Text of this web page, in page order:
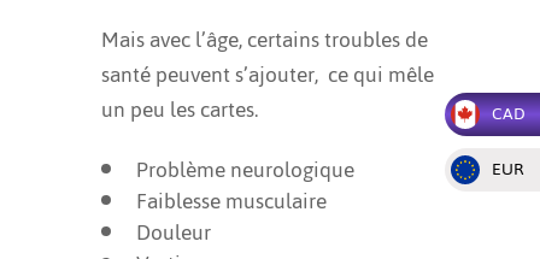
CAD
EUR
Mais avec l’âge, certains troubles de
santé peuvent s’ajouter, ce qui mêle
un peu les cartes.
Problème neurologique
Faiblesse musculaire
Douleur